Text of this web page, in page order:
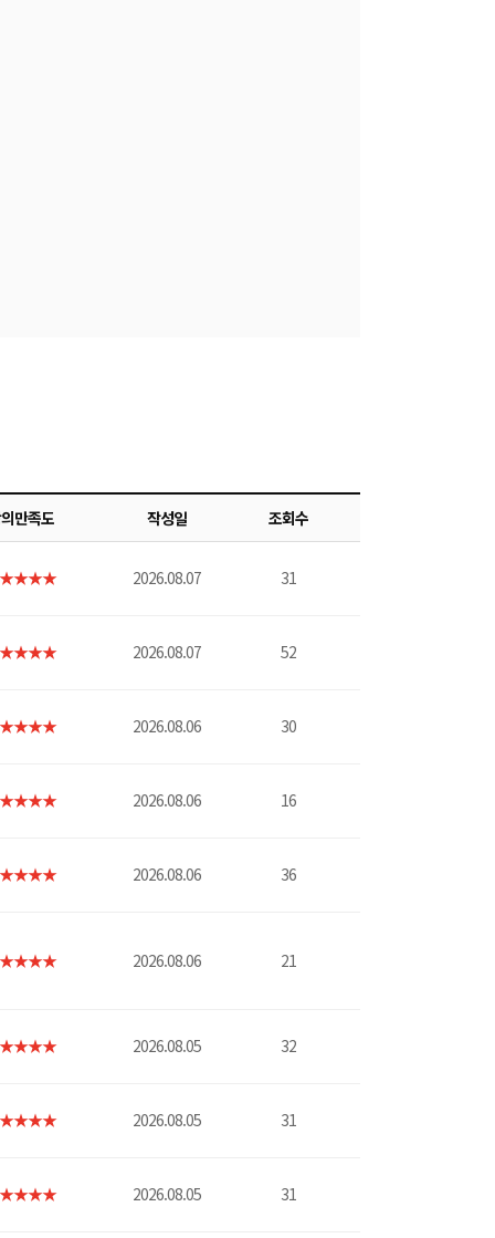
만족도 작성일 조회수
2026.08.07 31
2026.08.07 52
2026.08.06 30
2026.08.06 16
2026.08.06 36
2026.08.06 21
2026.08.05 32
2026.08.05 31
2026.08.05 31